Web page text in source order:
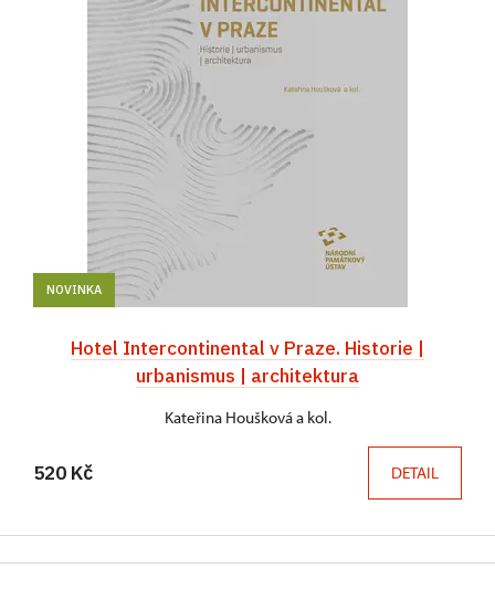
NOVINKA
Hotel Intercontinental v Praze. Historie |
urbanismus | architektura
Kateřina Houšková a kol.
520 Kč DETAIL